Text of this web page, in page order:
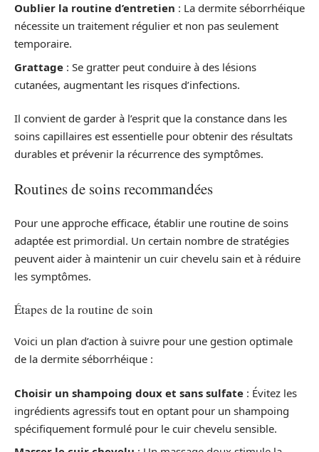
Oublier la routine d’entretien : La dermite séborrhéique
nécessite un traitement régulier et non pas seulement
temporaire.
Grattage : Se gratter peut conduire à des lésions
cutanées, augmentant les risques d’infections.
Il convient de garder à l’esprit que la constance dans les
soins capillaires est essentielle pour obtenir des résultats
durables et prévenir la récurrence des symptômes.
Routines de soins recommandées
Pour une approche efficace, établir une routine de soins
adaptée est primordial. Un certain nombre de stratégies
peuvent aider à maintenir un cuir chevelu sain et à réduire
les symptômes.
Étapes de la routine de soin
Voici un plan d’action à suivre pour une gestion optimale
de la dermite séborrhéique :
Choisir un shampoing doux et sans sulfate : Évitez les
ingrédients agressifs tout en optant pour un shampoing
spécifiquement formulé pour le cuir chevelu sensible.